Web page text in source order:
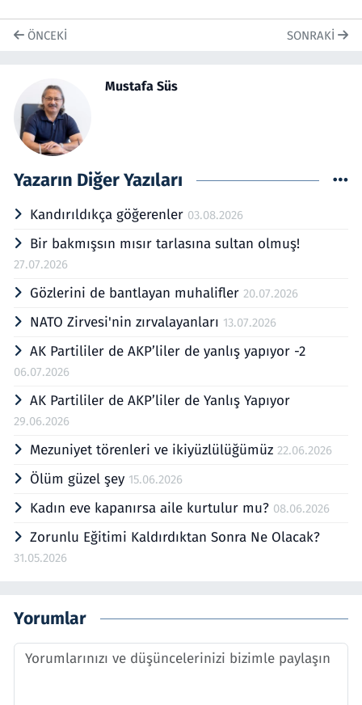
ÖNCEKI SONRAKI
Mustafa Süs
Yazarın Diğer Yazıları
Kandırıldıkça göğerenler 03.08.2026
Bir bakmışsın mısır tarlasına sultan olmuş!
27.07.2026
Gözlerini de bantlayan muhalifler 20.07.2026
NATO Zirvesi'nin zırvalayanları 13.07.2026
AK Partililer de AKP’liler de yanlış yapıyor -2
06.07.2026
AK Partililer de AKP’liler de Yanlış Yapıyor
29.06.2026
Mezuniyet törenleri ve ikiyüzlülüğümüz 22.06.2026
Ölüm güzel şey 15.06.2026
Kadın eve kapanırsa aile kurtulur mu? 08.06.2026
Zorunlu Eğitimi Kaldırdıktan Sonra Ne Olacak?
31.05.2026
Yorumlar